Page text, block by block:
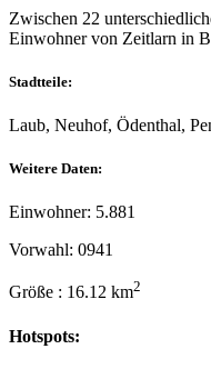
Zwischen 22
Einwohner von Zeitlarn in
Stadtteile:
Laub, Neuhof, Ödenthal,
Weitere Daten:
Einwohner: 5.881
Vorwahl: 0941
Größe : 16.12 km2
Hotspots: